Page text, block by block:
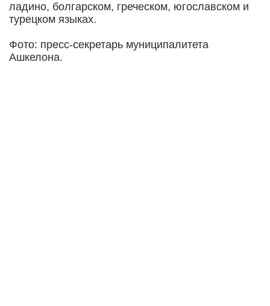
ладино, болгарском, греческом, югославском и
турецком языках.
Фото: пресс-секретарь муниципалитета
Ашкелона.